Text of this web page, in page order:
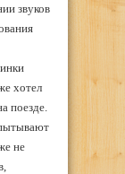
звуков
хотел
поезде.
не